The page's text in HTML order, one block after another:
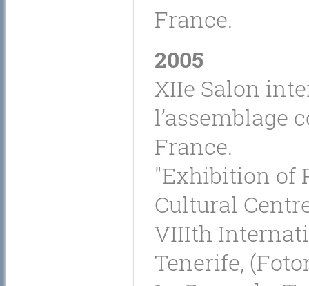
France.
2005
XIIe Salon
l’assemblage
France.
"Exhibition of
Cultural
VIIIth
Tenerife,